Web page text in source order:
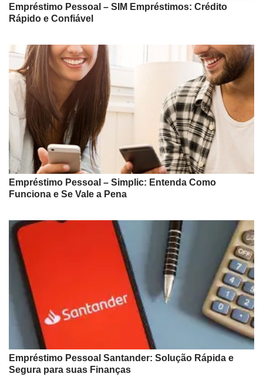
Empréstimo Pessoal – SIM Empréstimos: Crédito
Rápido e Confiável
Empréstimo Pessoal – Simplic: Entenda Como
Funciona e Se Vale a Pena
Empréstimo Pessoal Santander: Solução Rápida e
Segura para suas Finanças